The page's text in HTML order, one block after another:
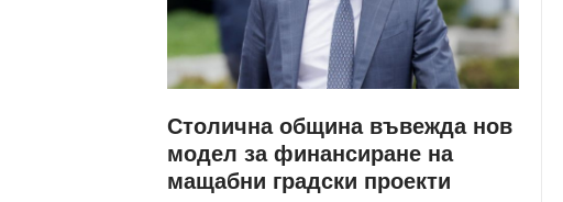
Столична община въвежда нов
модел за финансиране на
мащабни градски проекти